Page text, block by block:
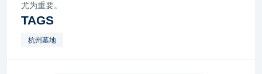
尤为重要。
TAGS
杭州墓地